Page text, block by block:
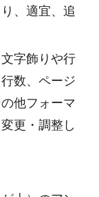
、適宜、追
字飾りや行
数、ページ
他フォーマ
更・調整し